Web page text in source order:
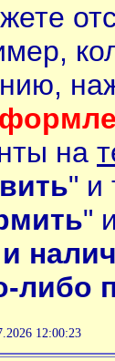
на
" и
"
либо
12:00:23